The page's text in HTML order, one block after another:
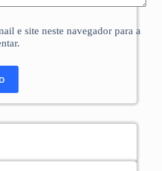
e site neste navegador para a